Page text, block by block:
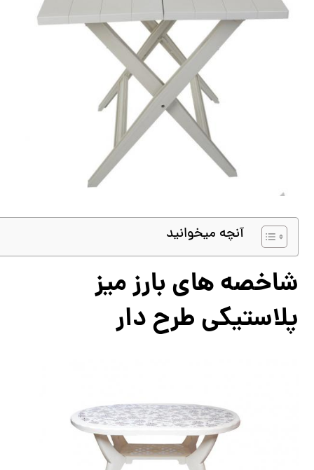
آنچه میخوانید
شاخصه های بارز میز
پلاستیکی طرح دار